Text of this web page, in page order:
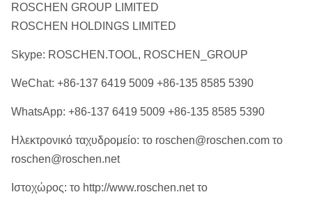
ROSCHEN GROUP LIMITED
ROSCHEN HOLDINGS LIMITED
Skype: ROSCHEN.TOOL, ROSCHEN_GROUP
WeChat: +86-137 6419 5009 +86-135 8585 5390
WhatsApp: +86-137 6419 5009 +86-135 8585 5390
Ηλεκτρονικό ταχυδρομείο: το roschen@roschen.com το
roschen@roschen.net
Ιστοχώρος: το http://www.roschen.net το